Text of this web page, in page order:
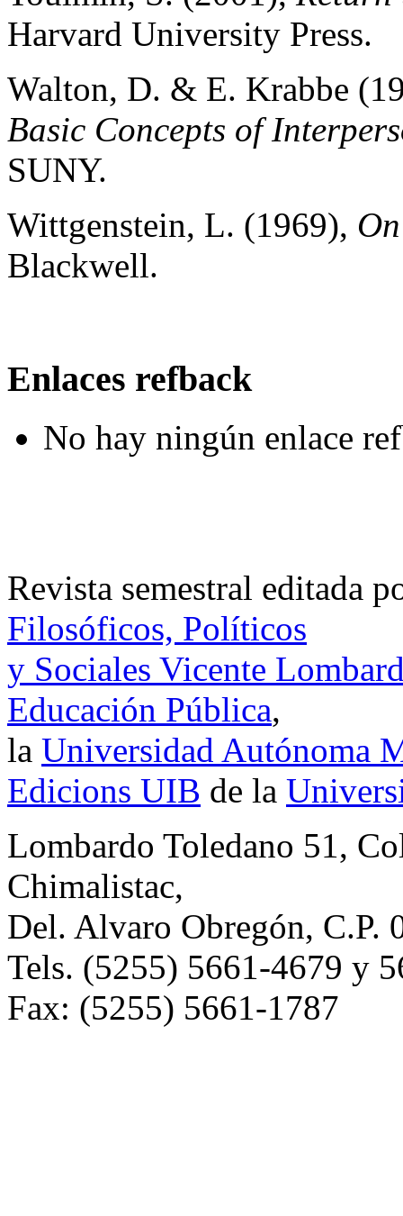
Harvard University Press.
Walton, D. & E. Krabbe
Basic Concepts of
SUNY.
Wittgenstein, L. (1969),
Blackwell.
Enlaces refback
No hay ningún enlace
Revista semestral editada
Filosóficos, Políticos
y Sociales Vicente
Educación Pública,
la Universidad Autónoma
Edicions UIB de la
Lombardo Toledano 51,
Chimalistac,
Del. Alvaro Obregón, C.P.
Tels. (5255) 5661-4679 y
Fax: (5255) 5661-1787